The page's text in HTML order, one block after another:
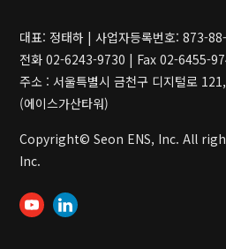
대표: 정태하 | 사업자등록번호: 873-
전화 02-6243-9730 | Fax 02-6455-
주소 : 서울특별시 금천구 디지털로
(에이스가산타워)
Copyright© Seon ENS, Inc. All
Inc.